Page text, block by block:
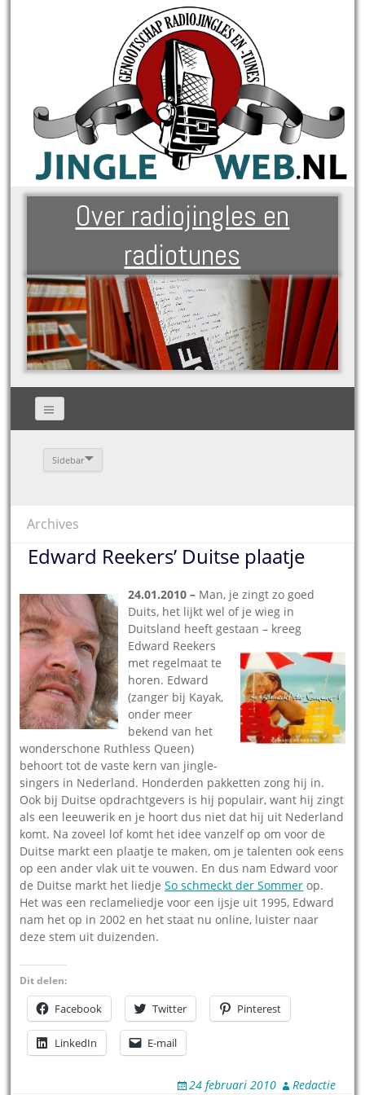
Over radiojingles en
radiotunes
Sidebar
Archives
Edward Reekers’ Duitse plaatje
24.01.2010 – Man, je zingt zo goed
Duits, het lijkt wel of je wieg in
Duitsland heeft gestaan – kreeg
Edward Reekers
met regelmaat te
horen. Edward
(zanger bij Kayak,
onder meer
bekend van het
wonderschone Ruthless Queen)
behoort tot de vaste kern van jingle-
singers in Nederland. Honderden pakketten zong hij in.
Ook bij Duitse opdrachtgevers is hij populair, want hij zingt
als een leeuwerik en je hoort dus niet dat hij uit Nederland
komt. Na zoveel lof komt het idee vanzelf op om voor de
Duitse markt een plaatje te maken, om je talenten ook eens
op een ander vlak uit te vouwen. En dus nam Edward voor
de Duitse markt het liedjeSo schmeckt der Sommer op.
Het was een reclameliedje voor een ijsje uit 1995, Edward
nam het op in 2002 en het staat nu online, luister naar
deze stem uit duizenden.
Dit delen:
Facebook Twitter Pinterest
LinkedIn E-mail
24 februari 2010 Redactie